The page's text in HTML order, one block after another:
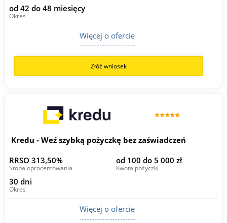
od 42 do 48 miesięcy
Okres
Więcej o ofercie
Złóż wniosek
Kredu - Weź szybką pożyczkę bez zaświadczeń
RRSO 313,50%
Stopa oprocentowania
od 100 do 5 000 zł
Kwota pożyczki
30 dni
Okres
Więcej o ofercie